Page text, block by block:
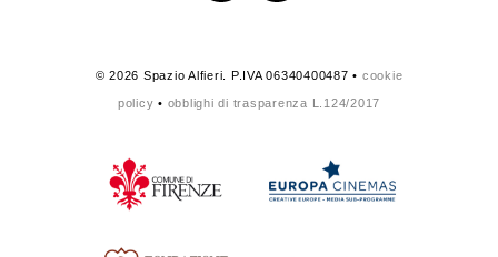
© 2026 Spazio Alfieri. P.IVA 06340400487 • cookie
policy • obblighi di trasparenza L.124/2017